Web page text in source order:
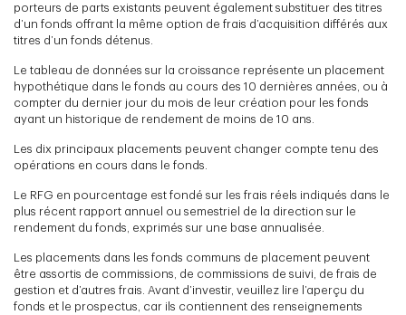
porteurs de parts existants peuvent également substituer des titres
d’un fonds offrant la même option de frais d’acquisition différés aux
titres d’un fonds détenus.
Le tableau de données sur la croissance représente un placement
hypothétique dans le fonds au cours des 10 dernières années, ou à
compter du dernier jour du mois de leur création pour les fonds
ayant un historique de rendement de moins de 10 ans.
Les dix principaux placements peuvent changer compte tenu des
opérations en cours dans le fonds.
Le RFG en pourcentage est fondé sur les frais réels indiqués dans le
plus récent rapport annuel ou semestriel de la direction sur le
rendement du fonds, exprimés sur une base annualisée.
Les placements dans les fonds communs de placement peuvent
être assortis de commissions, de commissions de suivi, de frais de
gestion et d’autres frais. Avant d’investir, veuillez lire l’aperçu du
fonds et le prospectus, car ils contiennent des renseignements